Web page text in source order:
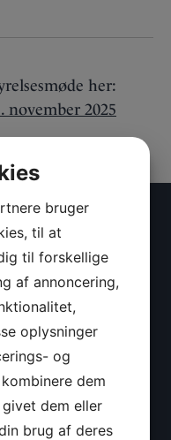
her:
november 2025
bruger
til at
til forskellige
af annoncering,
oplysninger
og
dem
dem eller
brug af deres